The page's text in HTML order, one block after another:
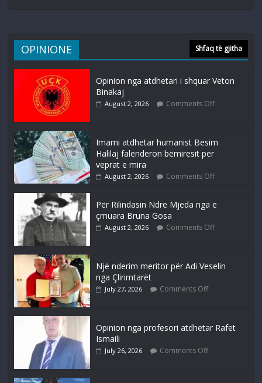
OPINIONE Shfaq të gjitha
Opinion nga atdhetari i shquar Veton
Binakaj
August 2, 2026 Comments Off
Imami atdhetar humanist Besim
Halilaj falenderon bëmiresit për
veprat e mira
August 2, 2026 Comments Off
Për Rilindasin Ndre Mjeda nga e
çmuara Bruna Gosa
August 2, 2026 Comments Off
Një nderim meritor për Adi Veselin
nga Çlirimtarët
July 27, 2026 Comments Off
Opinion nga profesori atdhetar Rafet
Ismaili
July 26, 2026 Comments Off